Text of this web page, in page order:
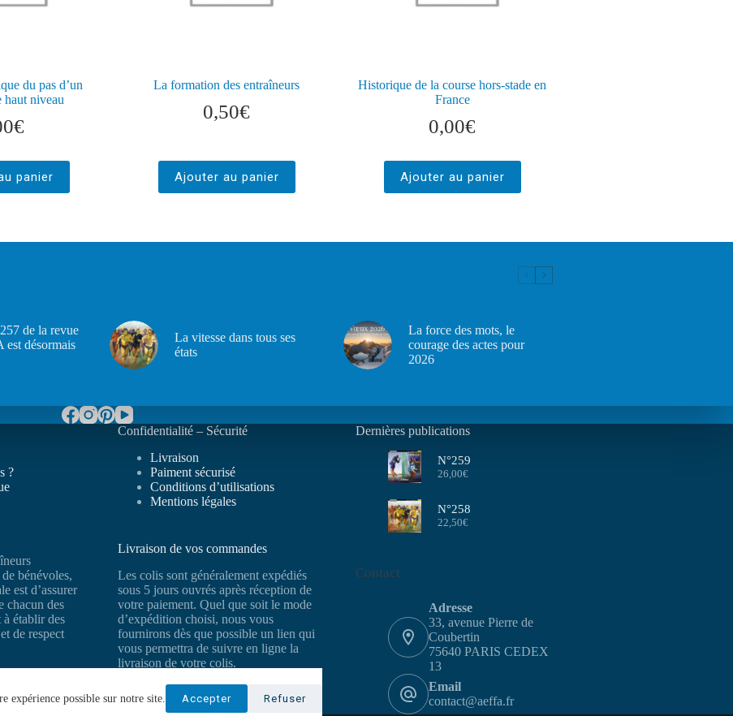
expérience possible sur notre site. Accepter Refuser
du pas d’un
haut niveau
€
panier
La formation des entraîneurs
0,50€
Ajouter au panier
Historique de la course hors-stade en
France
0,00€
Ajouter au panier
de la revue
est désormais
La vitesse dans tous ses
états
La force des mots, le
courage des actes pour
2026
?
bénévoles,
est d’assurer
chacun des
établir des
de respect
Confidentialité – Sécurité
Livraison
Paiment sécurisé
Conditions d’utilisations
Mentions légales
Livraison de vos commandes
Les colis sont généralement expédiés
sous 5 jours ouvrés après réception de
votre paiement. Quel que soit le mode
d’expédition choisi, nous vous
fournirons dès que possible un lien qui
vous permettra de suivre en ligne la
livraison de votre colis.
Dernières publications
N°259
26,00€
N°258
22,50€
Contact
Adresse
33, avenue Pierre de
Coubertin
75640 PARIS CEDEX
13
Email
contact@aeffa.fr